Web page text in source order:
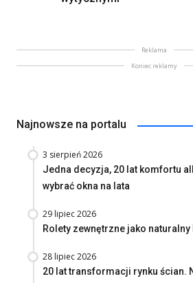
Reklama
Koniec reklamy
Najnowsze na portalu
3 sierpień 2026
Jedna decyzja, 20 lat komfortu
wybrać okna na lata
29 lipiec 2026
Rolety zewnętrzne jako
28 lipiec 2026
20 lat transformacji rynku ścian.